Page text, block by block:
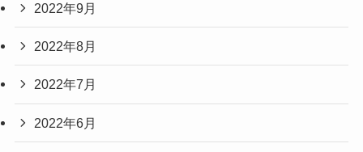
2022年9月
2022年8月
2022年7月
2022年6月